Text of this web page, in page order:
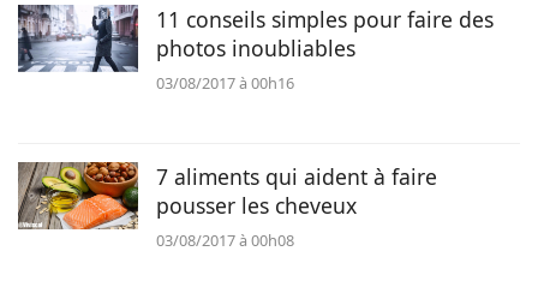
11 conseils simples pour faire des
photos inoubliables
03/08/2017 à 00h16
7 aliments qui aident à faire
pousser les cheveux
03/08/2017 à 00h08